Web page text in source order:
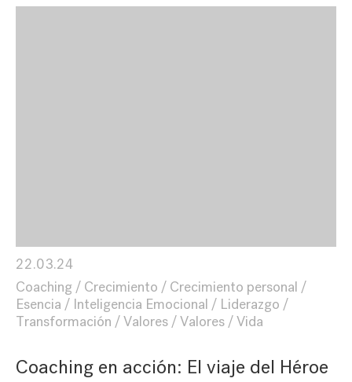
22.03.24
Coaching
Crecimiento
Crecimiento personal
Esencia
Inteligencia Emocional
Liderazgo
Transformación
Valores Valores Vida
Coaching en acción: El viaje del Héroe